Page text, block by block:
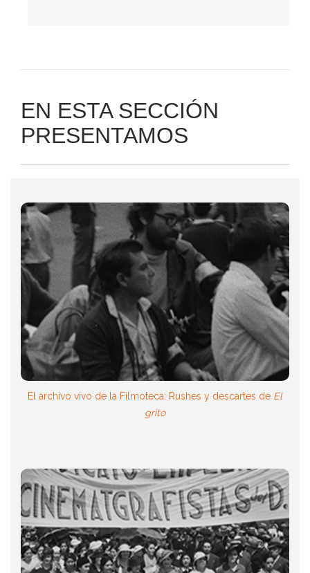
EN ESTA SECCIÓN
PRESENTAMOS
Miércoles 26 de septiembre
17:00 h.
Sala Julio Bracho
Centro Cultural Universitario
Más
El archivo vivo de la Filmoteca: Rushes y descartes de El
grito
Sábado 29 de septiembre
17:00 h.
Sala Xochipilli, Facultad de Música de la UNAM